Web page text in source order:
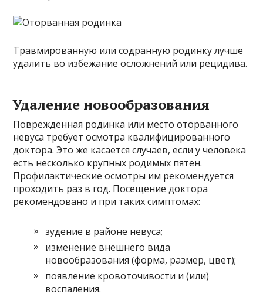
Травмированную или содранную родинку лучше
удалить во избежание осложнений или рецидива.
Удаление новообразования
Поврежденная родинка или место оторванного
невуса требует осмотра квалифицированного
доктора. Это же касается случаев, если у человека
есть несколько крупных родимых пятен.
Профилактические осмотры им рекомендуется
проходить раз в год. Посещение доктора
рекомендовано и при таких симптомах:
зудение в районе невуса;
изменение внешнего вида
новообразования (форма, размер, цвет);
появление кровоточивости и (или)
воспаления.